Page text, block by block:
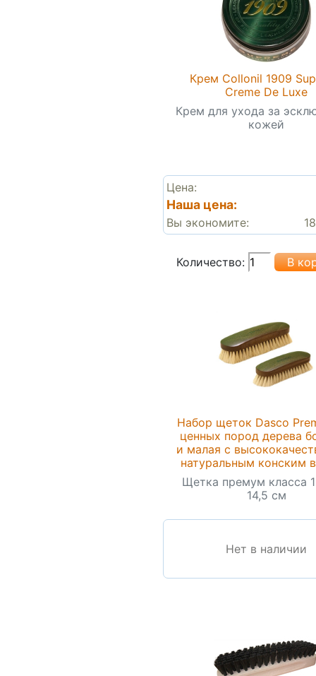
Крем Collonil 1909
Creme De Luxe
Крем для ухода за
кожей
Цена:
Наша цена:
Вы экономите:
Количество:
Набор щеток Dasco
ценных пород дерева
и малая с
натуральным конским
Щетка премум класса
14,5 см
Нет в наличии